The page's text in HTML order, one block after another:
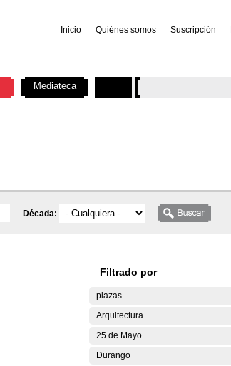
Inicio Quiénes somos Suscripción
Década:
Filtrado por
plazas
Arquitectura
25 de Mayo
Durango
Mediateca